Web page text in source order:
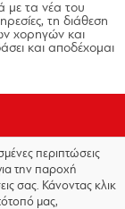
με τα νέα του
τη διάθεση
χορηγών και
και αποδέχομαι
περιπτώσεις
την παροχή
σας. Κάνοντας κλικ
μας,